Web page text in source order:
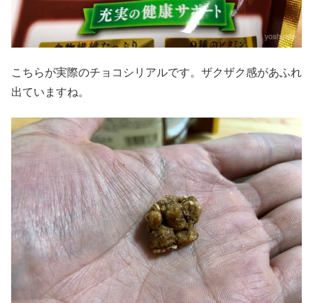
こちらが実際のチョコシリアルです。ザクザク感があふれ
出ていますね。